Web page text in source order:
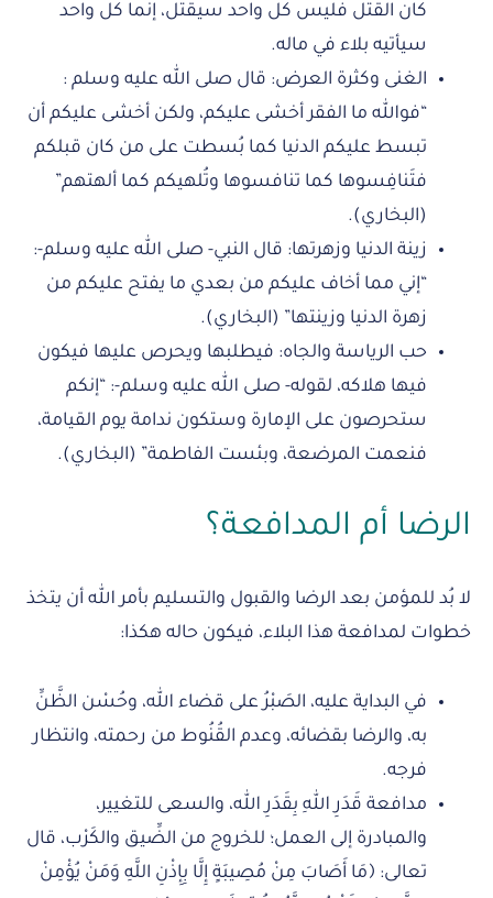
كان القتل فليس كل واحد سيقتل، إنما كل واحد
سيأتيه بلاء في ماله.
الغنى وكثرة العرض: قال صلى الله عليه وسلم :
“فوالله ما الفقر أخشى عليكم، ولكن أخشى عليكم أن
تبسط عليكم الدنيا كما بُسطت على من كان قبلكم
فتَنافِسوها كما تنافسوها وتُلهيكم كما ألهتهم”
(البخاري).
زينة الدنيا وزهرتها: قال النبي- صلى الله عليه وسلم-:
“إني مما أخاف عليكم من بعدي ما يفتح عليكم من
زهرة الدنيا وزينتها” (البخاري).
حب الرياسة والجاه: فيطلبها ويحرص عليها فيكون
فيها هلاكه، لقوله- صلى الله عليه وسلم-: “إنكم
ستحرصون على الإمارة وستكون ندامة يوم القيامة،
فنعمت المرضعة، وبئست الفاطمة” (البخاري).
الرضا أم المدافعة؟
لا بُد للمؤمن بعد الرضا والقبول والتسليم بأمر الله أن يتخذ
خطوات لمدافعة هذا البلاء، فيكون حاله هكذا:
في البداية عليه، الصَبْرُ على قضاء الله، وحُسْن الظَّنِّ
به، والرضا بقضائه، وعدم القُنُوط من رحمته، وانتظار
فرجه.
مدافعة قَدَرِ اللهِ بِقَدَرِ الله، والسعى للتغيير،
والمبادرة إلى العمل؛ للخروج من الضِّيق والكَرْب، قال
تعالى: ﴿مَا أَصَابَ مِنْ مُصِيبَةٍ إِلَّا بِإِذْنِ اللَّهِ وَمَنْ يُؤْمِنْ